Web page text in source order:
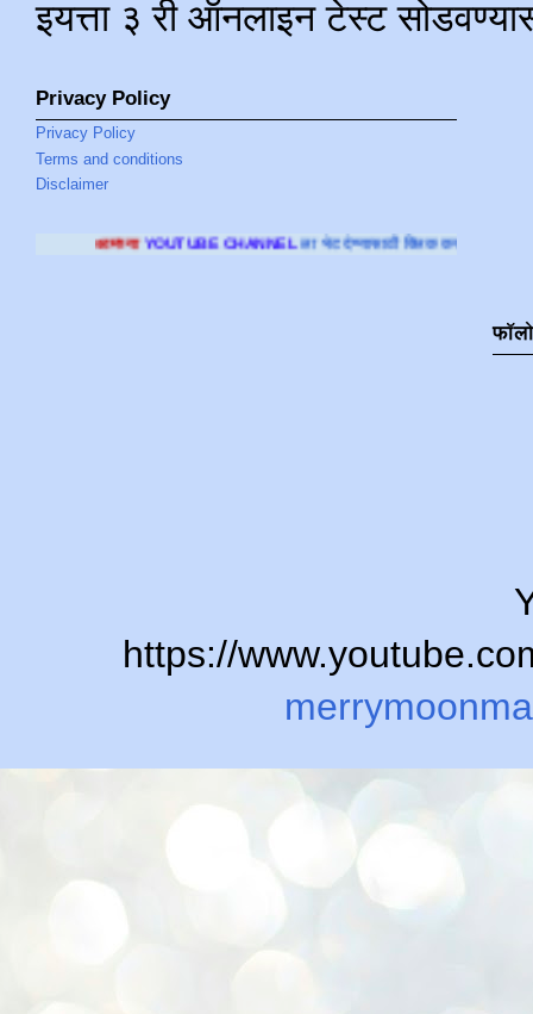
इयत्ता ३ री ऑनलाइन टेस्ट
Privacy Policy
Privacy Policy
Terms and conditions
Disclaimer
YOUTUBE CHANNELला भेट देण्यासाठी क्लिक करा .
https://